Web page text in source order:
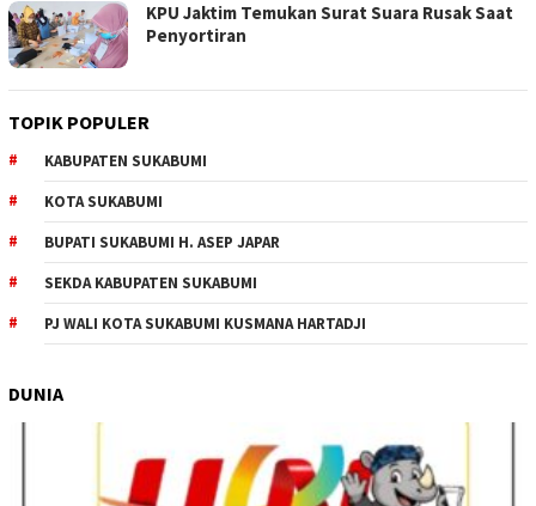
KPU Jaktim Temukan Surat Suara Rusak Saat
Penyortiran
TOPIK POPULER
KABUPATEN SUKABUMI
KOTA SUKABUMI
BUPATI SUKABUMI H. ASEP JAPAR
SEKDA KABUPATEN SUKABUMI
PJ WALI KOTA SUKABUMI KUSMANA HARTADJI
DUNIA